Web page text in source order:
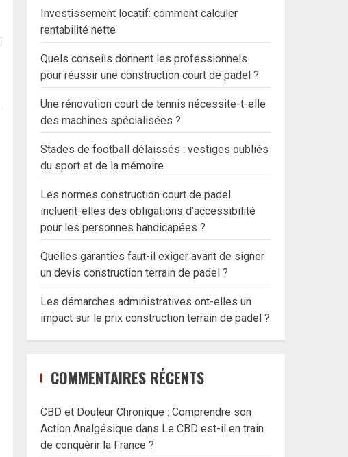
Investissement locatif: comment calculer
rentabilité nette
Quels conseils donnent les professionnels
pour réussir une construction court de padel ?
Une rénovation court de tennis nécessite-t-elle
des machines spécialisées ?
Stades de football délaissés : vestiges oubliés
du sport et de la mémoire
Les normes construction court de padel
incluent-elles des obligations d’accessibilité
pour les personnes handicapées ?
Quelles garanties faut-il exiger avant de signer
un devis construction terrain de padel ?
Les démarches administratives ont-elles un
impact sur le prix construction terrain de padel ?
COMMENTAIRES RÉCENTS
CBD et Douleur Chronique : Comprendre son
Action Analgésique dans Le CBD est-il en train
de conquérir la France ?